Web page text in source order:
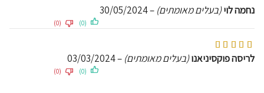
נחמה לוי(בעלים מאומתים) –
30/05/2024
(0)
(0)
לריסה פוקסיניאנו(בעלים מאומתים) –
03/03/2024
(0)
(0)